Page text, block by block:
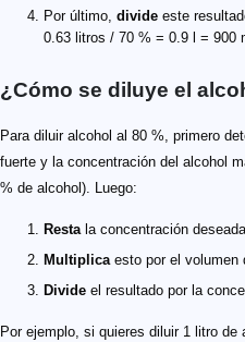
Por último, divide este
0.63 litros / 70 % = 0.9 l = 900
¿Cómo se diluye el
Para diluir alcohol al 80 %, primero
fuerte y la concentración del alcohol
% de alcohol). Luego:
Restala concentración
Multiplicaesto por el volumen
Divide el resultado por la
Por ejemplo, si quieres diluir 1 litro